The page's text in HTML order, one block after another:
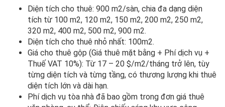
Diện tích cho thuê: 900 m2/sàn, chia đa dạng diện
tích từ 100 m2, 120 m2, 150 m2, 200 m2, 250 m2,
320 m2, 400 m2, 500 m2, 900 m2.
Diện tích cho thuê nhỏ nhất: 100m2.
Giá cho thuê gộp (Giá thuê mặt bằng + Phí dịch vụ +
Thuế VAT 10%): Từ 17 – 20 $/m2/tháng trở lên, tùy
từng diện tích và từng tầng, có thương lượng khi thuê
diện tích lớn và dài hạn.
Phí dịch vụ tòa nhà đã bao gồm trong đơn giá thuê